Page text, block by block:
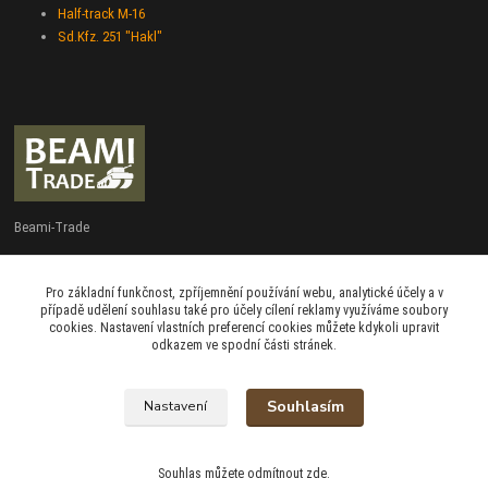
Half-track M-16
Sd.Kfz. 251 "Hakl"
Beami-Trade
Po - Pá 9:00 - 16:00
admin@beami-trade.cz
beami & coshboy © 2007-2026
Pro základní funkčnost, zpříjemnění používání webu, analytické účely a v
případě udělení souhlasu také pro účely cílení reklamy využíváme soubory
cookies. Nastavení vlastních preferencí cookies můžete kdykoli upravit
odkazem ve spodní části stránek.
Nastavení Souhlasím
Souhlas můžete odmítnout zde.